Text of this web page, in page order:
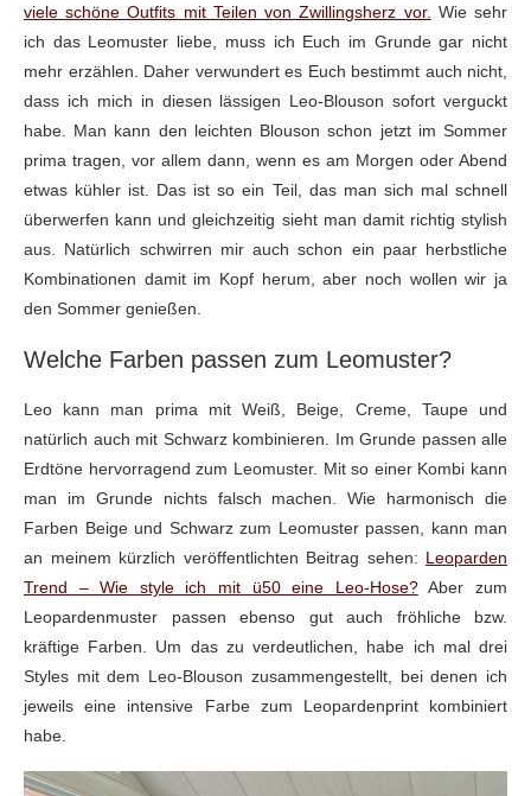
viele schöne Outfits mit Teilen von Zwillingsherz vor. Wie sehr
ich das Leomuster liebe, muss ich Euch im Grunde gar nicht
mehr erzählen. Daher verwundert es Euch bestimmt auch nicht,
dass ich mich in diesen lässigen Leo-Blouson sofort verguckt
habe. Man kann den leichten Blouson schon jetzt im Sommer
prima tragen, vor allem dann, wenn es am Morgen oder Abend
etwas kühler ist. Das ist so ein Teil, das man sich mal schnell
überwerfen kann und gleichzeitig sieht man damit richtig stylish
aus. Natürlich schwirren mir auch schon ein paar herbstliche
Kombinationen damit im Kopf herum, aber noch wollen wir ja
den Sommer genießen.
Welche Farben passen zum Leomuster?
Leo kann man prima mit Weiß, Beige, Creme, Taupe und
natürlich auch mit Schwarz kombinieren. Im Grunde passen alle
Erdtöne hervorragend zum Leomuster. Mit so einer Kombi kann
man im Grunde nichts falsch machen. Wie harmonisch die
Farben Beige und Schwarz zum Leomuster passen, kann man
an meinem kürzlich veröffentlichten Beitrag sehen: Leoparden
Trend – Wie style ich mit ü50 eine Leo-Hose?Aber zum
Leopardenmuster passen ebenso gut auch fröhliche bzw.
kräftige Farben. Um das zu verdeutlichen, habe ich mal drei
Styles mit dem Leo-Blouson zusammengestellt, bei denen ich
jeweils eine intensive Farbe zum Leopardenprint kombiniert
habe.